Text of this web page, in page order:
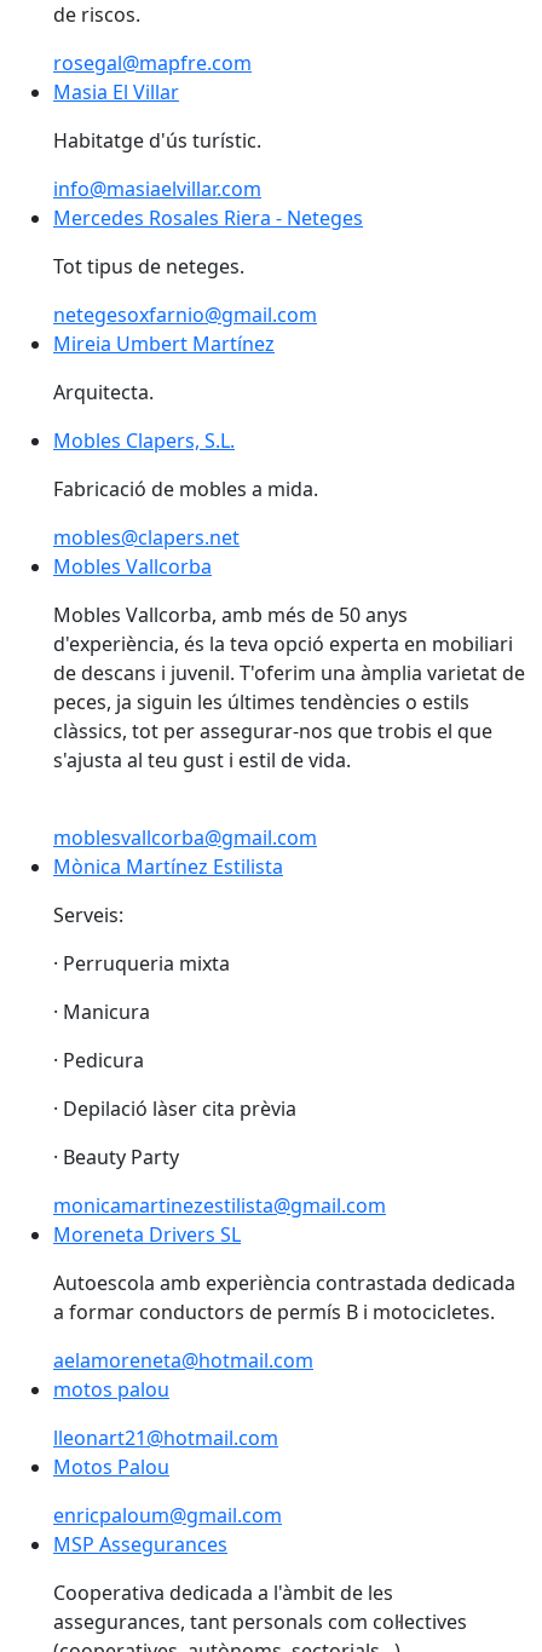
de riscos.
rosegal@mapfre.com
Masia El Villar
Masia El Villar
Habitatge d'ús turístic.
info@masiaelvillar.com
Mercedes Rosales Riera - Neteges
Mercedes Rosales Riera - Neteges
Tot tipus de neteges.
netegesoxfarnio@gmail.com
Mireia Umbert Martínez
Arquitecta.
Mobles Clapers, S.L.
Mobles Clapers, S.L.
Fabricació de mobles a mida.
mobles@clapers.net
Mobles Vallcorba
Mobles Vallcorba
Mobles Vallcorba, amb més de 50 anys
d'experiència, és la teva opció experta en mobiliari
de descans i juvenil. T'oferim una àmplia varietat de
peces, ja siguin les últimes tendències o estils
clàssics, tot per assegurar-nos que trobis el que
s'ajusta al teu gust i estil de vida.
moblesvallcorba@gmail.com
Mònica Martínez Estilista
Mònica Martínez Estilista
Serveis:
· Perruqueria mixta
· Manicura
· Pedicura
· Depilació làser cita prèvia
· Beauty Party
monicamartinezestilista@gmail.com
Moreneta Drivers SL
Moreneta Drivers SL
Autoescola amb experiència contrastada dedicada
a formar conductors de permís B i motocicletes.
aelamoreneta@hotmail.com
motos palou
motos palou
lleonart21@hotmail.com
Motos Palou
Motos Palou
enricpaloum@gmail.com
MSP Assegurances
Cooperativa dedicada a l'àmbit de les
assegurances, tant personals com col·lectives